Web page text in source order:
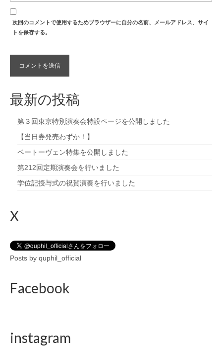
次回のコメントで使用するためブラウザーに自分の名前、メールアドレス、サイ
トを保存する。
最新の投稿
第３回東京特別演奏会特設ページを公開しました
【当日券発売わずか！】
ベートーヴェン特集を公開しました
第212回定期演奏会を行いました
学位記授与式の祝賀演奏を行いました
X
Posts by quphil_official
Facebook
instagram